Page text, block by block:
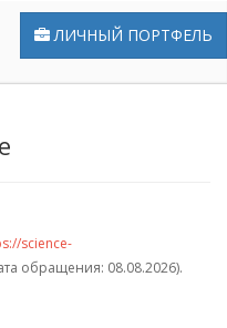
ЛИЧНЫЙ ПОРТФЕЛЬ
science-
обращения: 08.08.2026).